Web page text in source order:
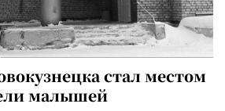
стал местом
малышей